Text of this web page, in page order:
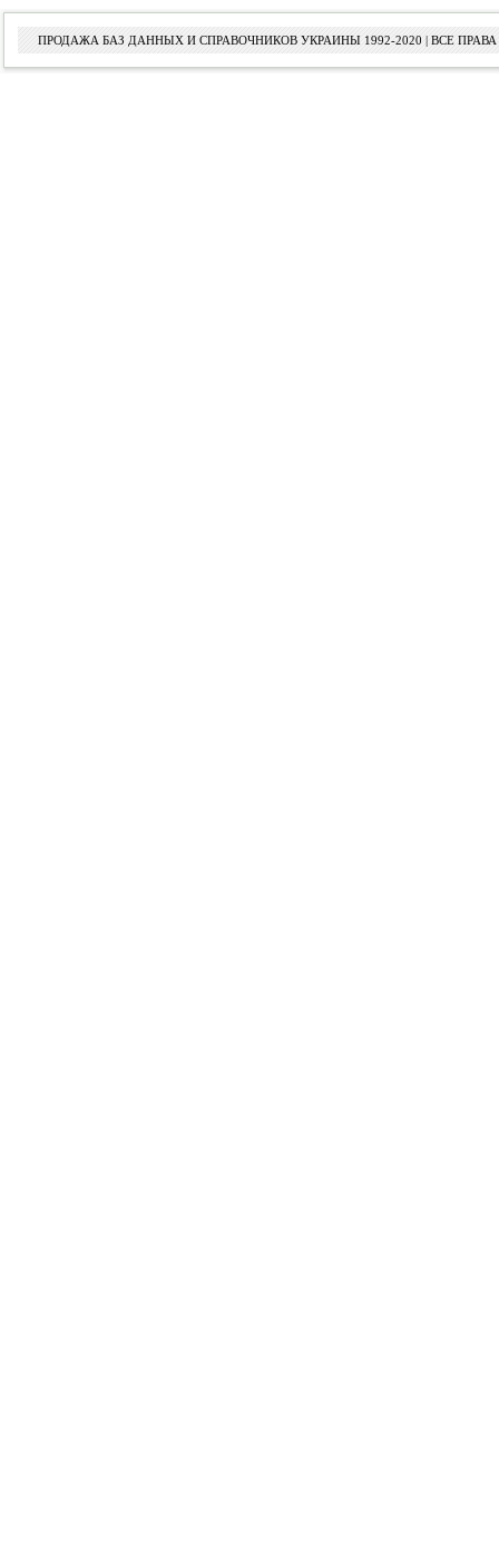
ПРОДАЖА БАЗ ДАННЫХ И СПРАВОЧНИКОВ УКРАИНЫ 1992-2020 | ВСЕ